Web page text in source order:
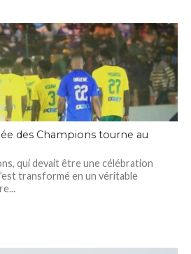
des Champions tourne au
qui devait être une célébration
transformé en un véritable